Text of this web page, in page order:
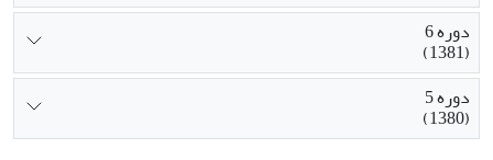
دوره 6
(1381)
دوره 5
(1380)